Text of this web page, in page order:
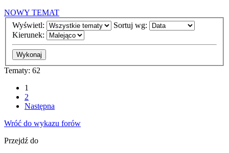
NOWY TEMAT
Wyświetl:
Sortuj wg:
Kierunek:
Tematy: 62
1
2
Następna
Wróć do wykazu forów
Przejdź do